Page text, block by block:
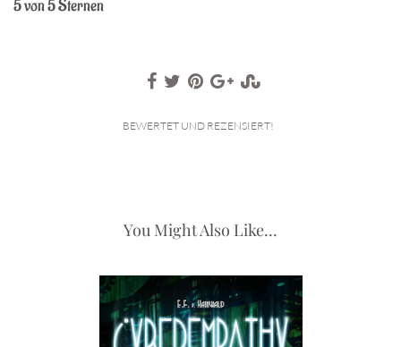
5 von 5 Sternen
BEWERTET UND REZENSIERT!
You Might Also Like...